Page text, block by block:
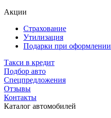
Акции
Страхование
Утилизация
Подарки при оформлении
Такси в кредит
Подбор авто
Спецпредложения
Отзывы
Контакты
Каталог автомобилей